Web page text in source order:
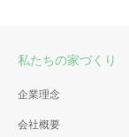
私たちの家づくり
企業理念
会社概要